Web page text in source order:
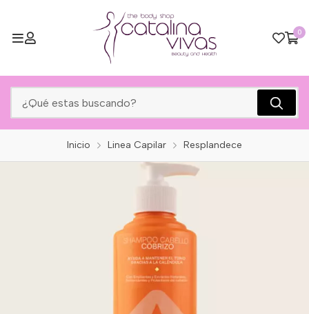
0
Inicio Linea Capilar Resplandece